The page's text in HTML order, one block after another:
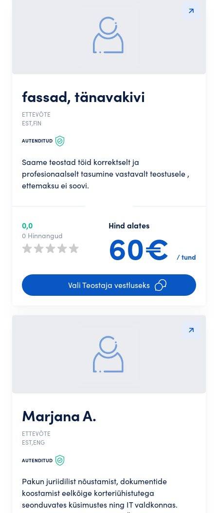
fassad, tänavakivi
ETTEVÕTE
EST,FIN
AUTENDITUD
Saame teostad töid korrektselt ja
profesionaalselt tasumine vastavalt teostusele ,
ettemaksu ei soovi.
Vali Teostaja vestluseks
Hind alates
60€ / tund
0,0
0 Hinnangud
Marjana A.
ETTEVÕTE
EST,ENG
AUTENDITUD
Pakun juriidilist nõustamist, dokumentide
koostamist eelkõige korteriühistutega
seonduvates küsimustes ning IT valdkonnas.